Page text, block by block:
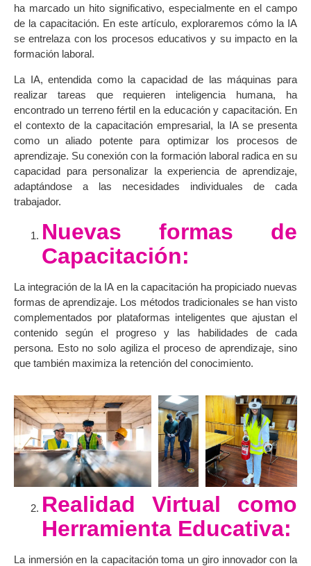
ha marcado un hito significativo, especialmente en el campo
de la capacitación. En este artículo, exploraremos cómo la IA
se entrelaza con los procesos educativos y su impacto en la
formación laboral.
La IA, entendida como la capacidad de las máquinas para
realizar tareas que requieren inteligencia humana, ha
encontrado un terreno fértil en la educación y capacitación. En
el contexto de la capacitación empresarial, la IA se presenta
como un aliado potente para optimizar los procesos de
aprendizaje. Su conexión con la formación laboral radica en su
capacidad para personalizar la experiencia de aprendizaje,
adaptándose a las necesidades individuales de cada
trabajador.
Nuevas formas de
Capacitación:
La integración de la IA en la capacitación ha propiciado nuevas
formas de aprendizaje. Los métodos tradicionales se han visto
complementados por plataformas inteligentes que ajustan el
contenido según el progreso y las habilidades de cada
persona. Esto no solo agiliza el proceso de aprendizaje, sino
que también maximiza la retención del conocimiento.
Realidad Virtual como
Herramienta Educativa:
La inmersión en la capacitación toma un giro innovador con la